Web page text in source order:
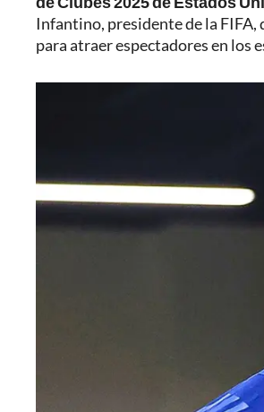
Infantino, presidente de la FIFA,
para atraer espectadores en los